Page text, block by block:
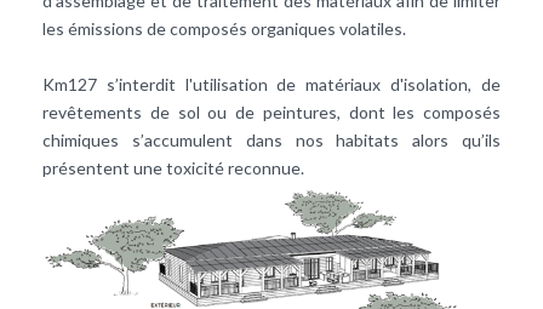
les émissions de composés organiques volatiles.
Km127 s’interdit l'utilisation de matériaux d'isolation, de
revêtements de sol ou de peintures, dont les composés
chimiques s’accumulent dans nos habitats alors qu’ils
présentent une toxicité reconnue.